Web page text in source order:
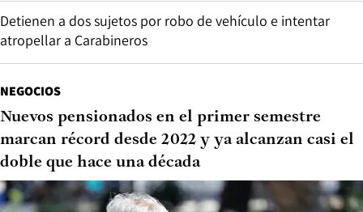
Detienen a dos sujetos por robo de vehículo e intentar
atropellar a Carabineros
NEGOCIOS
Nuevos pensionados en el primer semestre
marcan récord desde 2022 y ya alcanzan casi el
doble que hace una década